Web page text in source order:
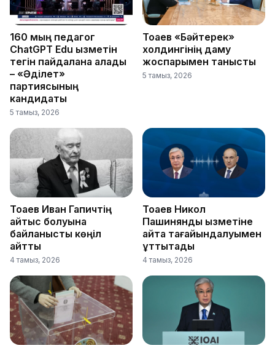
160 мың педагог
ChatGPT Edu қызметін
тегін пайдалана алады
– «Әділет»
партиясының
кандидаты
5 тамыз, 2026
Тоқаев «Бәйтерек»
холдингінің даму
жоспарымен танысты
5 тамыз, 2026
Тоқаев Иван Гапичтің
қайтыс болуына
байланысты көңіл
айтты
4 тамыз, 2026
Тоқаев Никол
Пашинянды қызметіне
қайта тағайындалуымен
құттықтады
4 тамыз, 2026